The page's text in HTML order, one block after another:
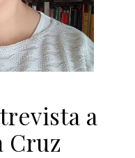
a
Cruz